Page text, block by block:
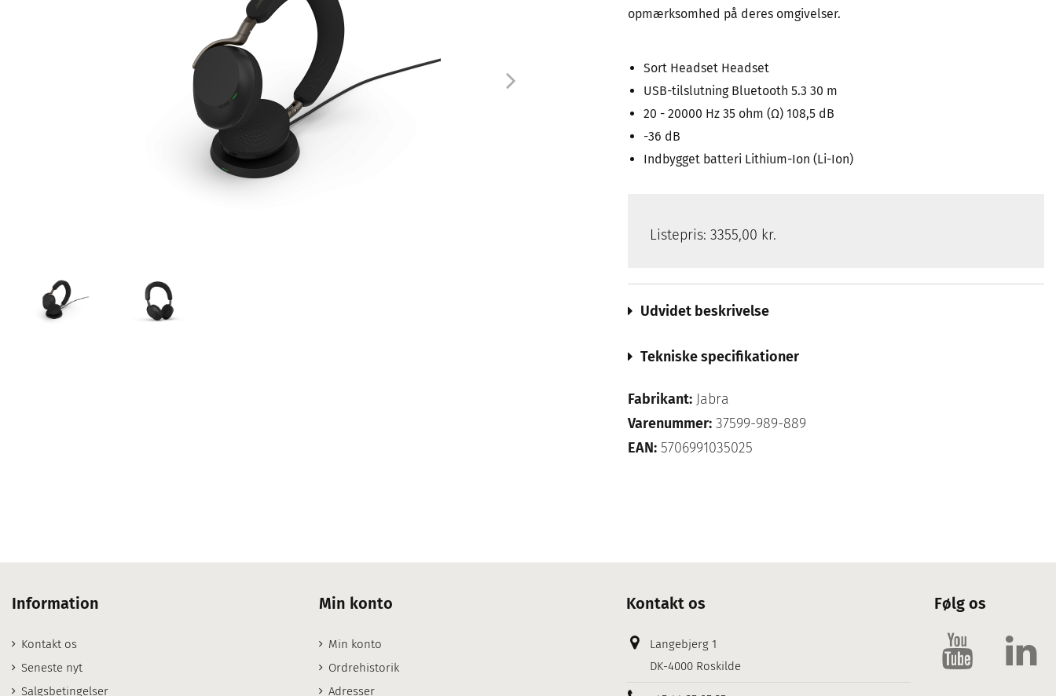
opmærksomhed på deres omgivelser.
Sort Headset Headset
USB-tilslutning Bluetooth 5.3 30 m
20 - 20000 Hz 35 ohm (Ω) 108,5 dB
-36 dB
Indbygget batteri Lithium-Ion (Li-Ion)
Listepris: 3355,00 kr.
Udvidet beskrivelse
Tekniske specifikationer
Fabrikant: Jabra
Varenummer: 37599-989-889
EAN: 5706991035025
Information
Kontakt os
Seneste nyt
Salgsbetingelser
Min konto
Min konto
Ordrehistorik
Adresser
Kontakt os
Langebjerg 1
DK-4000 Roskilde
Følg os